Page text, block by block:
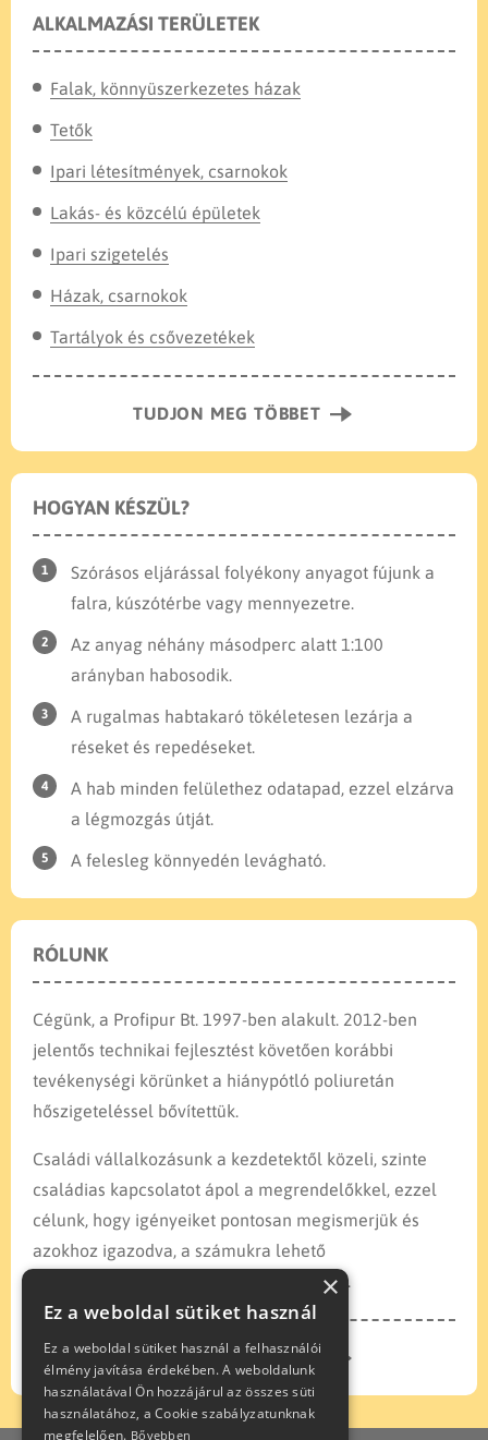
ALKALMAZÁSI TERÜLETEK
Falak, könnyüszerkezetes házak
Tetők
Ipari létesítmények, csarnokok
Lakás- és közcélú épületek
Ipari szigetelés
Házak, csarnokok
Tartályok és csővezetékek
TUDJON MEG TÖBBET
HOGYAN KÉSZÜL?
Szórásos eljárással folyékony anyagot fújunk a
falra, kúszótérbe vagy mennyezetre.
Az anyag néhány másodperc alatt 1:100
arányban habosodik.
A rugalmas habtakaró tökéletesen lezárja a
réseket és repedéseket.
A hab minden felülethez odatapad, ezzel elzárva
a légmozgás útját.
A felesleg könnyedén levágható.
RÓLUNK
Cégünk, a Profipur Bt. 1997-ben alakult. 2012-ben
jelentős technikai fejlesztést követően korábbi
tevékenységi körünket a hiánypótló poliuretán
hőszigeteléssel bővítettük.
Családi vállalkozásunk a kezdetektől közeli, szinte
családias kapcsolatot ápol a megrendelőkkel, ezzel
célunk, hogy igényeiket pontosan megismerjük és
azokhoz igazodva, a számukra lehető
legtökéletesebb kivitelezést nyújthassuk.
TUDJON MEG TÖBBET
×
Ez a weboldal sütiket használ
Ez a weboldal sütiket használ a felhasználói
élmény javítása érdekében. A weboldalunk
használatával Ön hozzájárul az összes süti
használatához, a Cookie szabályzatunknak
megfelelően. Bővebben